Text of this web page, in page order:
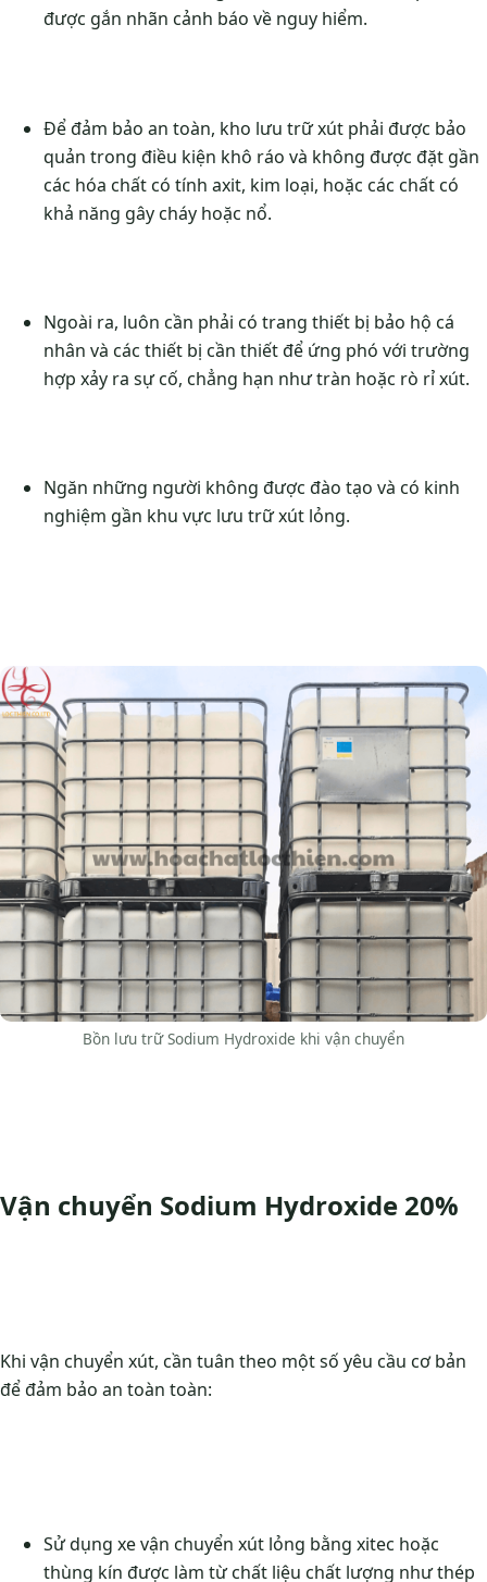
được gắn nhãn cảnh báo về nguy hiểm.
Để đảm bảo an toàn, kho lưu trữ xút phải được bảo
quản trong điều kiện khô ráo và không được đặt gần
các hóa chất có tính axit, kim loại, hoặc các chất có
khả năng gây cháy hoặc nổ.
Ngoài ra, luôn cần phải có trang thiết bị bảo hộ cá
nhân và các thiết bị cần thiết để ứng phó với trường
hợp xảy ra sự cố, chẳng hạn như tràn hoặc rò rỉ xút.
Ngăn những người không được đào tạo và có kinh
nghiệm gần khu vực lưu trữ xút lỏng.
Bồn lưu trữ Sodium Hydroxide khi vận chuyển
Vận chuyển Sodium Hydroxide 20%
Khi vận chuyển xút, cần tuân theo một số yêu cầu cơ bản
để đảm bảo an toàn toàn:
Sử dụng xe vận chuyển xút lỏng bằng xitec hoặc
thùng kín được làm từ chất liệu chất lượng như thép